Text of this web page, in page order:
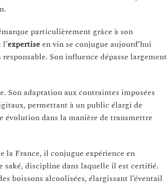
particulièrement grâce à son
expertiseen vin se conjugue aujourd’hui
Son influence dépasse largement
Son adaptation aux contraintes imposées
permettant à un public élargi de
évolution dans la manière de transmettre
la France, il conjugue expérience en
saké, discipline dans laquelle il est certifié.
boissons alcoolisées, élargissant l’éventail